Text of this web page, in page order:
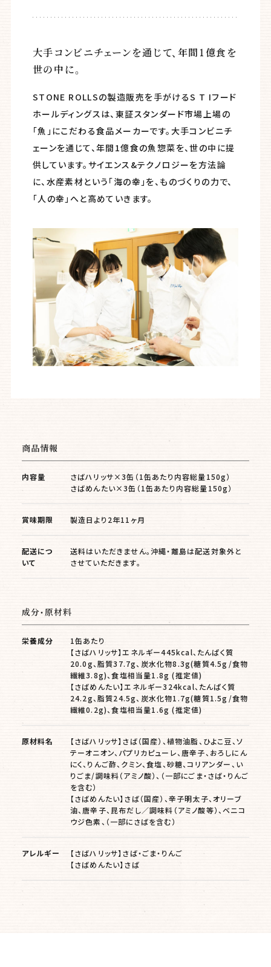
大手コンビニチェーンを通じて、年間1億食を
世の中に。
STONE ROLLSの製造販売を手がけるS T Iフード
ホールディングスは、東証スタンダード市場上場の
「魚」にこだわる食品メーカーです。大手コンビニチ
ェーンを通じて、年間1億食の魚惣菜を、世の中に提
供しています。サイエンス&テクノロジーを方法論
に、水産素材という「海の幸」を、ものづくりの力で、
「人の幸」へと高めていきます。
商品情報
内容量
さばハリッサ×3缶（1缶あたり内容総量150g）
さばめんたい×3缶（1缶あたり内容総量150g）
賞味期限 製造日より2年11ヶ月
配送につ
いて
送料はいただきません。沖縄・離島は配送対象外と
させていただきます。
成分・原材料
栄養成分
1缶あたり
【さばハリッサ】エネルギー445kcal、たんぱく質
20.0g、脂質37.7g、炭水化物8.3g(糖質4.5g/食物
繊維3.8g)、食塩相当量1.8g (推定値)
【さばめんたい】エネルギー324kcal、たんぱく質
24.2g、脂質24.5g、炭水化物1.7g(糖質1.5g/食物
繊維0.2g)、食塩相当量1.6g (推定値)
原材料名
【さばハリッサ】さば（国産）、植物油脂、ひよこ豆、ソ
テーオニオン、パプリカピューレ、唐辛子、おろしにん
にく、りんご酢、クミン、食塩、砂糖、コリアンダー、い
りごま/調味料（アミノ酸）、（一部にごま・さば・りんご
を含む）
【さばめんたい】さば（国産）、辛子明太子、オリーブ
油、唐辛子、昆布だし／調味料（アミノ酸等）、ベニコ
ウジ色素、（一部にさばを含む）
アレルギー
【さばハリッサ】さば・ごま・りんご
【さばめんたい】さば